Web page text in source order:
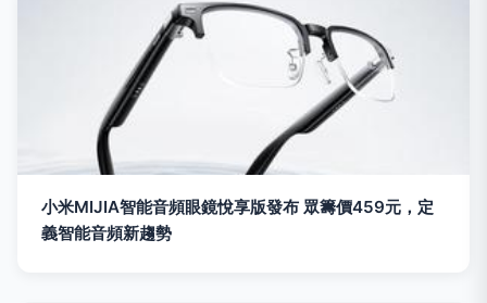
小米MIJIA智能音頻眼鏡悅享版發布 眾籌價459元，定
義智能音頻新趨勢